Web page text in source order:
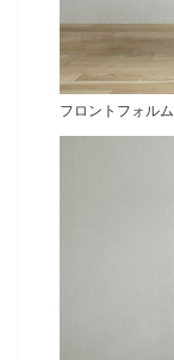
フロントフォルム